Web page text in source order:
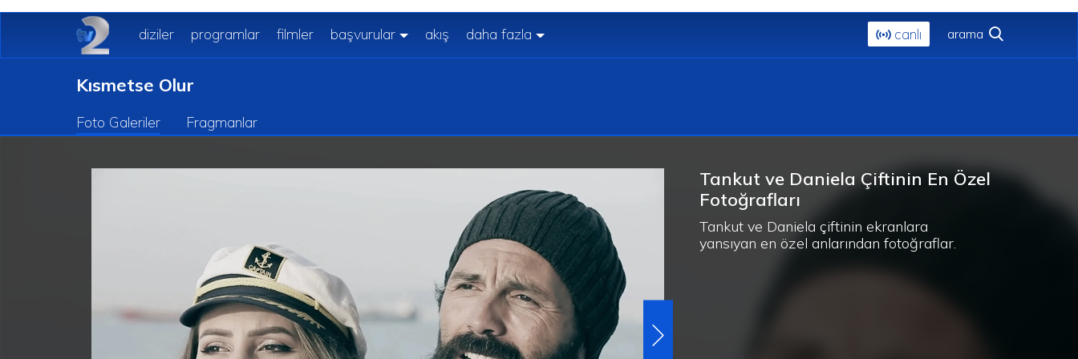
diziler programlar filmler başvurular akış daha fazla canlı
Kısmetse Olur
Foto Galeriler Fragmanlar
Tankut ve Daniela Çiftinin En Özel
Fotoğrafları
Tankut ve Daniela çiftinin ekranlara
yansıyan en özel anlarından fotoğraflar.